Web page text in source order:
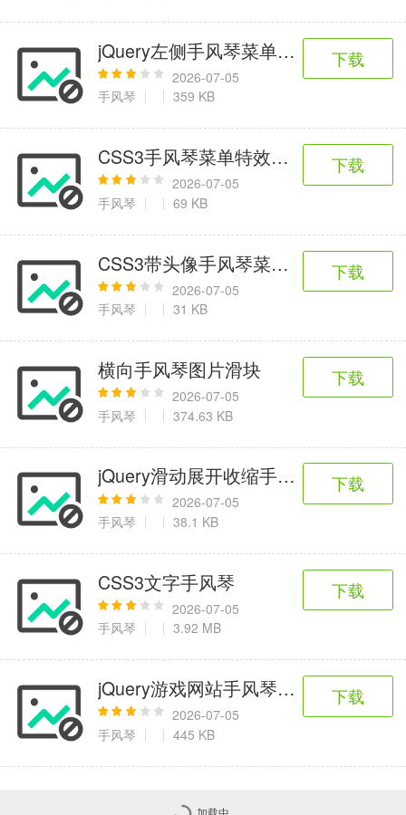
jQuery左侧手风琴菜单代码
2026-07-05
手风琴
359 KB
下载
CSS3手风琴菜单特效代码
2026-07-05
手风琴
69 KB
下载
CSS3带头像手风琴菜单代码
2026-07-05
手风琴
31 KB
下载
横向手风琴图片滑块
2026-07-05
手风琴
374.63 KB
下载
jQuery滑动展开收缩手风琴代码
2026-07-05
手风琴
38.1 KB
下载
CSS3文字手风琴
2026-07-05
手风琴
3.92 MB
下载
jQuery游戏网站手风琴切换代码
2026-07-05
手风琴
445 KB
下载
加载中...